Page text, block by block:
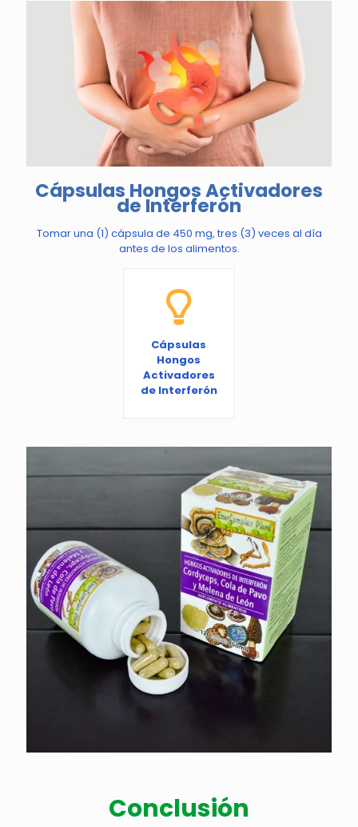
Cápsulas Hongos Activadores
de Interferón
Tomar una (1) cápsula de 450 mg, tres (3) veces al día
antes de los alimentos.
Cápsulas
Hongos
Activadores
de Interferón
Conclusión